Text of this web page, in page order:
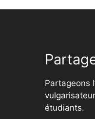
Partageons
étudiants.